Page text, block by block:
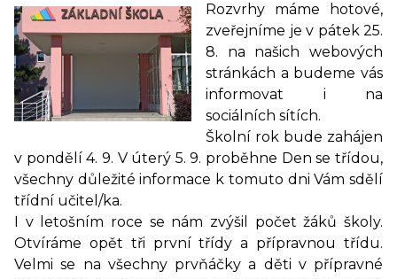
Rozvrhy máme hotové,
zveřejníme je v pátek 25.
8. na našich webových
stránkách a budeme vás
informovat i na
sociálních sítích.
Školní rok bude zahájen
v pondělí 4. 9. V úterý 5. 9. proběhne Den se třídou,
všechny důležité informace k tomuto dni Vám sdělí
třídní učitel/ka.
I v letošním roce se nám zvýšil počet žáků školy.
Otvíráme opět tři první třídy a přípravnou třídu.
Velmi se na všechny prvňáčky a děti v přípravné